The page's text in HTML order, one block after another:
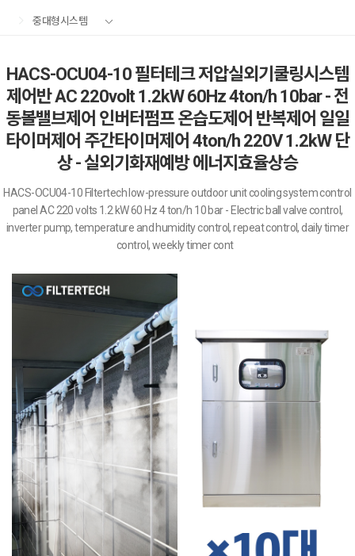
중대형시스템
HACS-OCU04-10 필터테크 저압실외기쿨링시스템
제어반 AC 220volt 1.2kW 60Hz 4ton/h 10bar - 전
동볼밸브제어 인버터펌프 온습도제어 반복제어 일일
타이머제어 주간타이머제어 4ton/h 220V 1.2kW 단
상 - 실외기화재예방 에너지효율상승
HACS-OCU04-10 Filtertech low-pressure outdoor unit cooling system control
panel AC 220 volts 1.2 kW 60 Hz 4 ton/h 10 bar - Electric ball valve control,
inverter pump, temperature and humidity control, repeat control, daily timer
control, weekly timer cont